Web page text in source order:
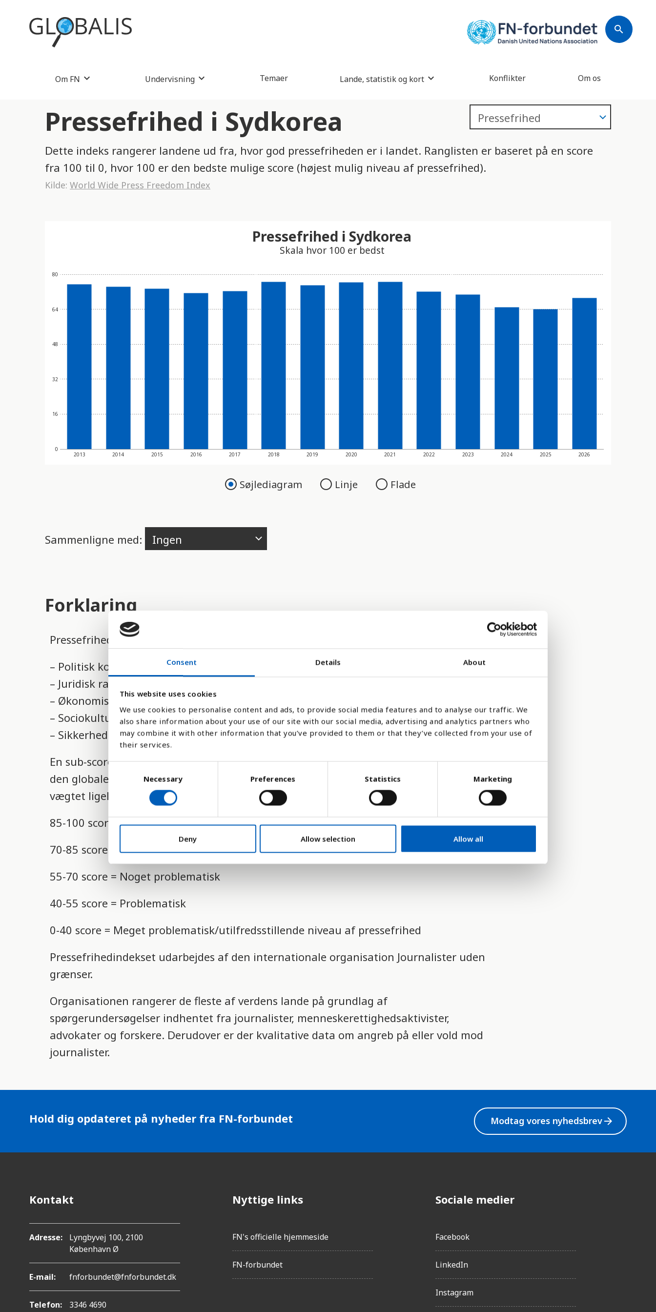
Consent Details About
This website uses cookies
We use cookies to personalise content and ads, to provide social media features and to analyse our traffic. We
also share information about your use of our site with our social media, advertising and analytics partners who
may combine it with other information that you’ve provided to them or that they’ve collected from your use of
their services.
C
o
n
s
e
o
Necessary Preferences Statistics Marketing
Deny Allow selection Allow all
search
Om FN Undervisning Temaer Lande, statistik og kort Konflikter Om os
Pressefrihed i Sydkorea
Dette indeks rangerer landene ud fra, hvor god pressefriheden er i landet. Ranglisten er baseret på en score
fra 100 til 0, hvor 100 er den bedste mulige score (højest mulig niveau af pressefrihed).
Kilde: World Wide Press Freedom Index
0
16
32
48
64
80
2013 2014 2015 2016 2017 2018 2019 2020 2021 2022 2023 2024 2025 2026
Pressefrihed i Sydkorea
Skala hvor 100 er bedst
Søjlediagram Linje Flade
Sammenligne med:
Forklaring
Pressefrihedindekset måles på baggrund af en række forskellige kriterier:
– Politisk kontekst
– Juridisk rammer
– Økonomisk kontekst
– Sociokulturel kontekst
– Sikkerhed
En sub-score fra 0 til 100 beregnes for hver indikator. Alle kriterierne bidrager ligeligt til
den globale score, og inden for hver indikator er alle spørgsmål og underspørgsmål
vægtet ligeligt.
85-100 score
= God
70-85 score = Tilfredsstillende
55-70 score = Noget problematisk
40-55 score = Problematisk
0-40 score = Meget problematisk/utilfredsstillende niveau af pressefrihed
Pressefrihedindekset udarbejdes af den internationale organisation Journalister uden
grænser.
Organisationen rangerer de fleste af verdens lande på grundlag af
spørgerundersøgelser indhentet fra journalister, menneskerettighedsaktivister,
advokater og forskere. Derudover er der kvalitative data om angreb på eller vold mod
journalister.
Hold dig opdateret på nyheder fra FN-forbundet Modtag vores nyhedsbrevarrow_forward
Kontakt
Adresse:
Lyngbyvej 100, 2100
København Ø
E-mail: fnforbundet@fnforbundet.dk
Telefon: 3346 4690
Nyttige links
FN's officielle hjemmeside
FN-forbundet
Sociale medier
Facebook
LinkedIn
Instagram